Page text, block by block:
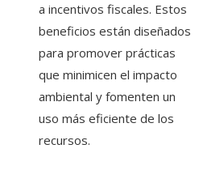
a incentivos fiscales. Estos
beneficios están diseñados
para promover prácticas
que minimicen el impacto
ambiental y fomenten un
uso más eficiente de los
recursos.